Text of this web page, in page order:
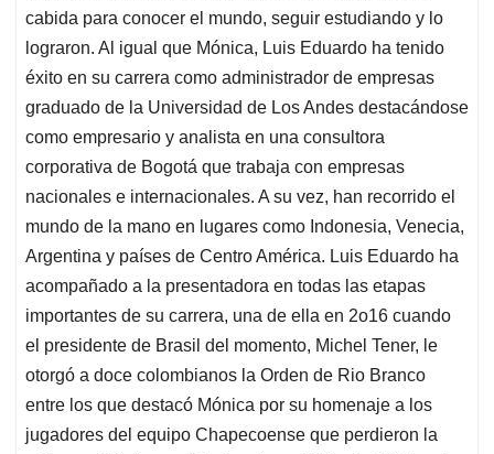
cabida para conocer el mundo, seguir estudiando y lo
lograron. Al igual que Mónica, Luis Eduardo ha tenido
éxito en su carrera como administrador de empresas
graduado de la Universidad de Los Andes destacándose
como empresario y analista en una consultora
corporativa de Bogotá que trabaja con empresas
nacionales e internacionales. A su vez, han recorrido el
mundo de la mano en lugares como Indonesia, Venecia,
Argentina y países de Centro América. Luis Eduardo ha
acompañado a la presentadora en todas las etapas
importantes de su carrera, una de ella en 2o16 cuando
el presidente de Brasil del momento, Michel Tener, le
otorgó a doce colombianos la Orden de Rio Branco
entre los que destacó Mónica por su homenaje a los
jugadores del equipo Chapecoense que perdieron la